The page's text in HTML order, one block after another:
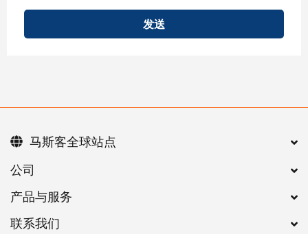
发送
公司
产品与服务
联系我们
马斯客全球站点